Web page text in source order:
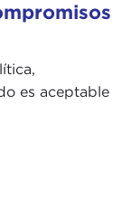
es aceptable